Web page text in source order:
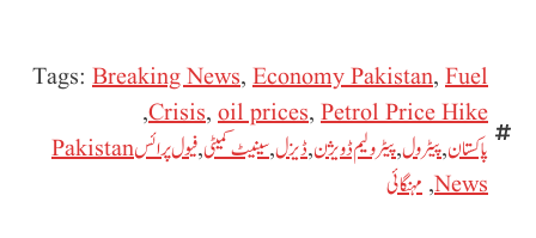
Tags: Breaking News, Economy Pakistan, Fuel
Crisis, oil prices, Petrol Price Hike
,
پاکستان,پیٹرول,پیٹرولیم ڈویژن,ڈیزل,سینیٹ کمیٹی,
فیول پرائس Pakistan
News
, مہنگائی